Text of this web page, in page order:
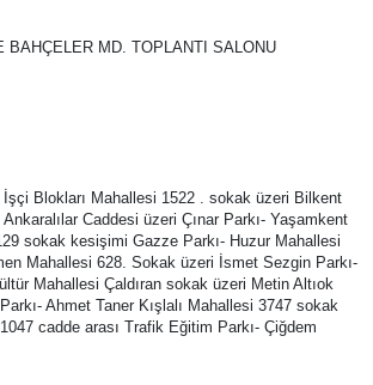
BAHÇELER MD. TOPLANTI SALONU
Blokları Mahallesi 1522 . sokak üzeri Bilkent
Caddesi üzeri Çınar Parkı- Yaşamkent
sokak kesişimi Gazze Parkı- Huzur Mahallesi
Mahallesi 628. Sokak üzeri İsmet Sezgin Parkı-
Mahallesi Çaldıran sokak üzeri Metin Altıok
Ahmet Taner Kışlalı Mahallesi 3747 sokak
cadde arası Trafik Eğitim Parkı- Çiğdem